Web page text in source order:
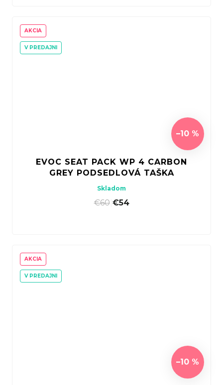
AKCIA
V PREDAJNI
–10 %
EVOC SEAT PACK WP 4 CARBON
GREY PODSEDLOVÁ TAŠKA
Skladom
€60| €54
AKCIA
V PREDAJNI
–10 %